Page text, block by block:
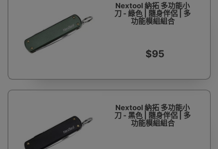
Nextool 納拓 多功能小
刀 - 綠色 | 隨身伴侶 | 多
功能模組組合
$95
Nextool 納拓 多功能小
刀 - 黑色 | 隨身伴侶 | 多
功能模組組合